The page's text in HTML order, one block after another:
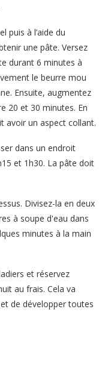
puis à l’aide du
une pâte. Versez
durant 6 minutes à
le beurre mou
Ensuite, augmentez
20 et 30 minutes. En
avoir un aspect collant.
dans un endroit
et 1h30. La pâte doit
Divisez-la en deux
à soupe d'eau dans
minutes à la main
et réservez
au frais. Cela va
de développer toutes